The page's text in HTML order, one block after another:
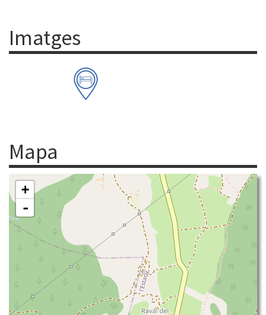
Imatges
Mapa
+
-